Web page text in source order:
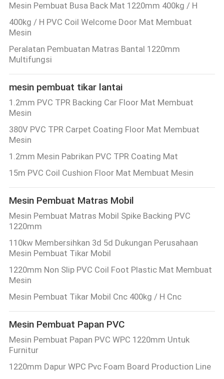
Mesin Pembuat Busa Back Mat 1220mm 400kg / H
400kg / H PVC Coil Welcome Door Mat Membuat
Mesin
Peralatan Pembuatan Matras Bantal 1220mm
Multifungsi
mesin pembuat tikar lantai
1.2mm PVC TPR Backing Car Floor Mat Membuat
Mesin
380V PVC TPR Carpet Coating Floor Mat Membuat
Mesin
1.2mm Mesin Pabrikan PVC TPR Coating Mat
15m PVC Coil Cushion Floor Mat Membuat Mesin
Mesin Pembuat Matras Mobil
Mesin Pembuat Matras Mobil Spike Backing PVC
1220mm
110kw Membersihkan 3d 5d Dukungan Perusahaan
Mesin Pembuat Tikar Mobil
1220mm Non Slip PVC Coil Foot Plastic Mat Membuat
Mesin
Mesin Pembuat Tikar Mobil Cnc 400kg / H Cnc
Mesin Pembuat Papan PVC
Mesin Pembuat Papan PVC WPC 1220mm Untuk
Furnitur
1220mm Dapur WPC Pvc Foam Board Production Line